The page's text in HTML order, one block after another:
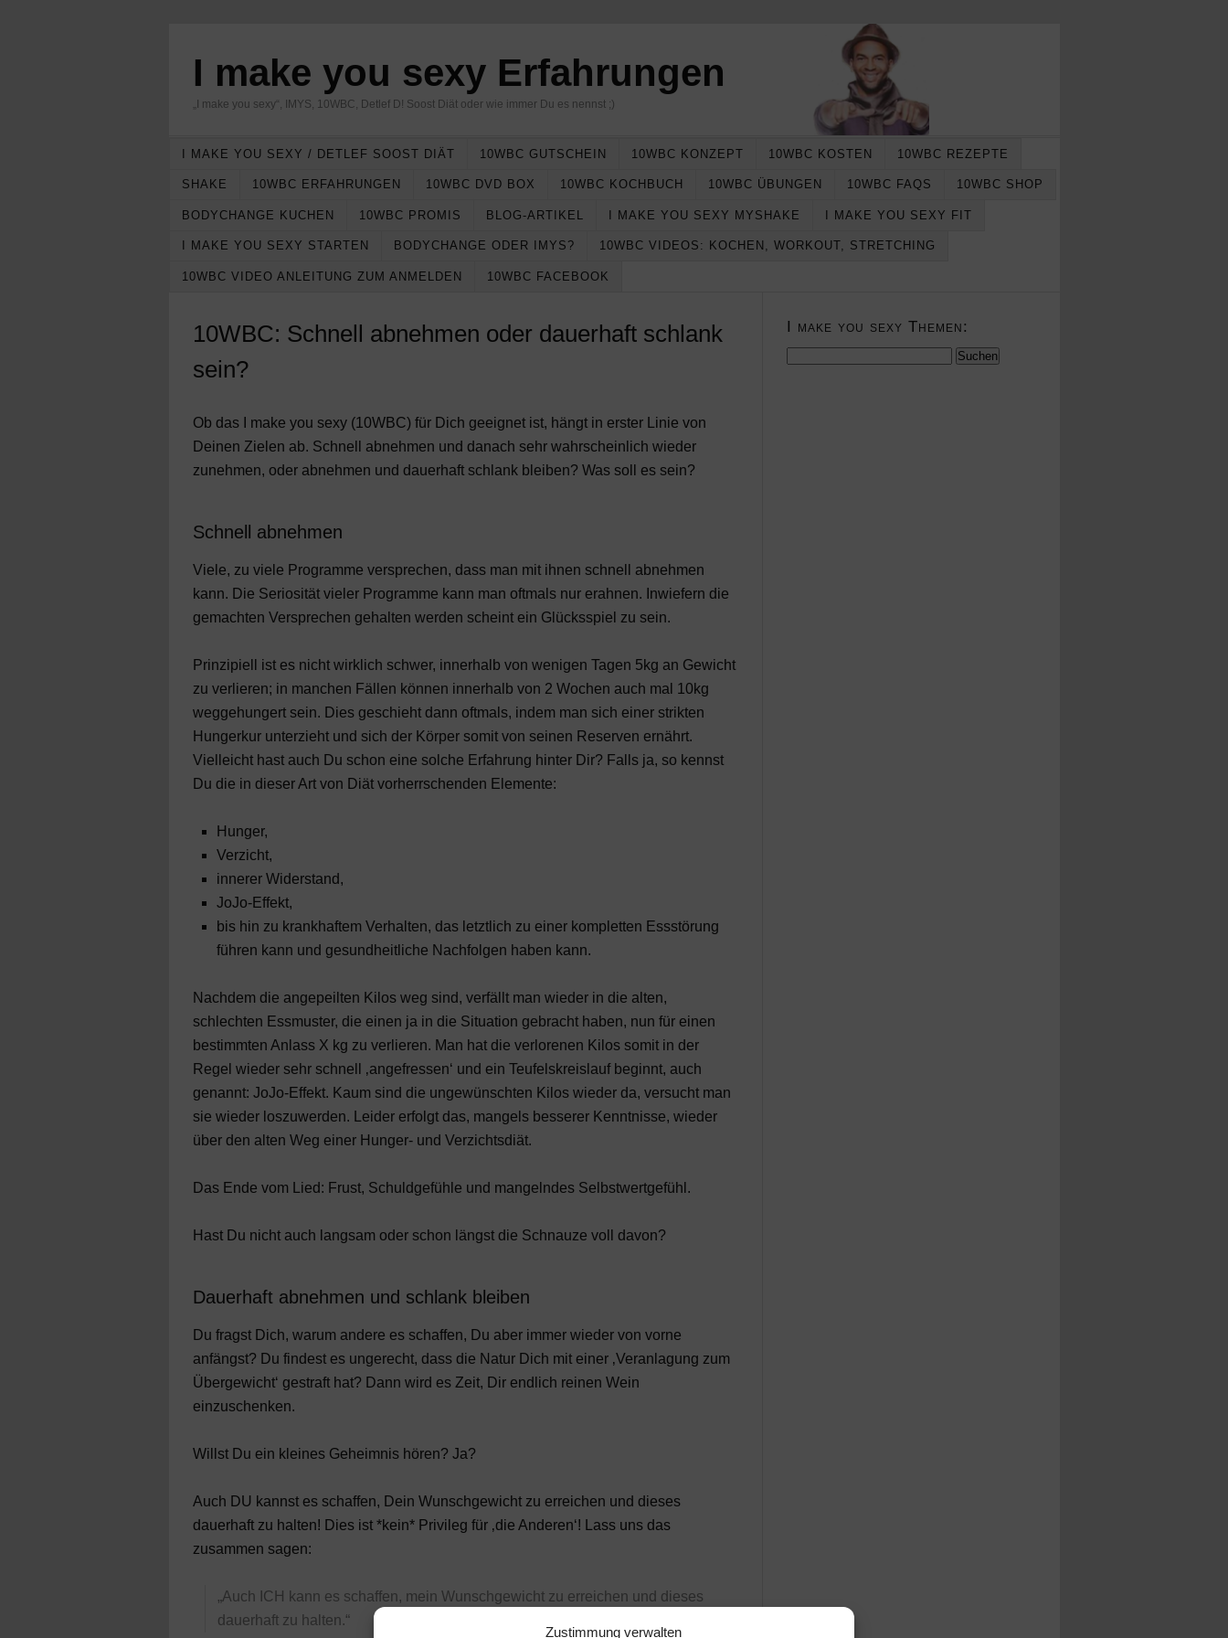
Zustimmung verwalten
I make you sexy Erfahrungen
„I make you sexy“, IMYS, 10WBC, Detlef D! Soost Diät oder wie immer Du es nennst ;)
I MAKE YOU SEXY / DETLEF SOOST DIÄT 10WBC GUTSCHEIN 10WBC KONZEPT 10WBC KOSTEN 10WBC REZEPTE
SHAKE 10WBC ERFAHRUNGEN 10WBC DVD BOX 10WBC KOCHBUCH 10WBC ÜBUNGEN 10WBC FAQS 10WBC SHOP
BODYCHANGE KUCHEN 10WBC PROMIS BLOG-ARTIKEL I MAKE YOU SEXY MYSHAKE I MAKE YOU SEXY FIT
I MAKE YOU SEXY STARTEN BODYCHANGE ODER IMYS? 10WBC VIDEOS: KOCHEN, WORKOUT, STRETCHING
10WBC VIDEO ANLEITUNG ZUM ANMELDEN 10WBC FACEBOOK
10WBC: Schnell abnehmen oder dauerhaft schlank
sein?
Ob das I make you sexy (10WBC) für Dich geeignet ist, hängt in erster Linie von
Deinen Zielen ab. Schnell abnehmen und danach sehr wahrscheinlich wieder
zunehmen, oder abnehmen und dauerhaft schlank bleiben? Was soll es sein?
Schnell abnehmen
Viele, zu viele Programme versprechen, dass man mit ihnen schnell abnehmen
kann. Die Seriosität vieler Programme kann man oftmals nur erahnen. Inwiefern die
gemachten Versprechen gehalten werden scheint ein Glücksspiel zu sein.
Prinzipiell ist es nicht wirklich schwer, innerhalb von wenigen Tagen 5kg an Gewicht
zu verlieren; in manchen Fällen können innerhalb von 2 Wochen auch mal 10kg
weggehungert sein. Dies geschieht dann oftmals, indem man sich einer strikten
Hungerkur unterzieht und sich der Körper somit von seinen Reserven ernährt.
Vielleicht hast auch Du schon eine solche Erfahrung hinter Dir? Falls ja, so kennst
Du die in dieser Art von Diät vorherrschenden Elemente:
Hunger,
Verzicht,
innerer Widerstand,
JoJo-Effekt,
bis hin zu krankhaftem Verhalten, das letztlich zu einer kompletten Essstörung
führen kann und gesundheitliche Nachfolgen haben kann.
Nachdem die angepeilten Kilos weg sind, verfällt man wieder in die alten,
schlechten Essmuster, die einen ja in die Situation gebracht haben, nun für einen
bestimmten Anlass X kg zu verlieren. Man hat die verlorenen Kilos somit in der
Regel wieder sehr schnell ‚angefressen‘ und ein Teufelskreislauf beginnt, auch
genannt: JoJo-Effekt. Kaum sind die ungewünschten Kilos wieder da, versucht man
sie wieder loszuwerden. Leider erfolgt das, mangels besserer Kenntnisse, wieder
über den alten Weg einer Hunger- und Verzichtsdiät.
Das Ende vom Lied: Frust, Schuldgefühle und mangelndes Selbstwertgefühl.
Hast Du nicht auch langsam oder schon längst die Schnauze voll davon?
Dauerhaft abnehmen und schlank bleiben
Du fragst Dich, warum andere es schaffen, Du aber immer wieder von vorne
anfängst? Du findest es ungerecht, dass die Natur Dich mit einer ‚Veranlagung zum
Übergewicht‘ gestraft hat? Dann wird es Zeit, Dir endlich reinen Wein
einzuschenken.
Willst Du ein kleines Geheimnis hören? Ja?
Auch DU kannst es schaffen, Dein Wunschgewicht zu erreichen und dieses
dauerhaft zu halten! Dies ist *kein* Privileg für ‚die Anderen‘! Lass uns das
zusammen sagen:
„Auch ICH kann es schaffen, mein Wunschgewicht zu erreichen und dieses
dauerhaft zu halten.“
I make you sexy Themen: